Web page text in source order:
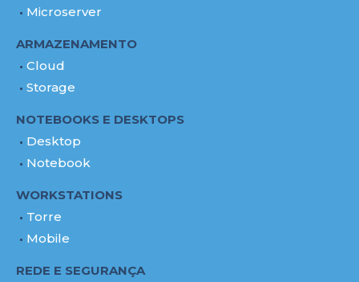
Microserver
ARMAZENAMENTO
Cloud
Storage
NOTEBOOKS E DESKTOPS
Desktop
Notebook
WORKSTATIONS
Torre
Mobile
REDE E SEGURANÇA